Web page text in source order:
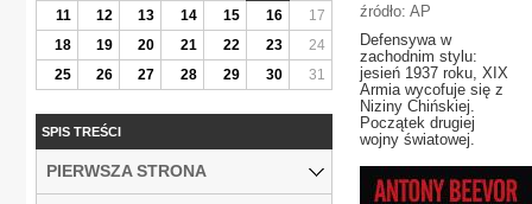
źródło: AP
Defensywa w
zachodnim stylu:
jesień 1937 roku, XIX
Armia wycofuje się z
Niziny Chińskiej.
Początek drugiej
wojny światowej.
11
12 13 14 15 16
17
18
19 20 21 22 23
24
25
26 27 28 29 30 31
SPIS TREŚCI
PIERWSZA STRONA